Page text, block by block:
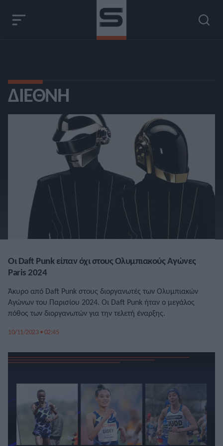
ΔΙΕΘΝΉ
Οι Daft Punk είπαν όχι στους Ολυμπιακούς Αγώνες
Paris 2024
Άκυρο από Daft Punk στους διοργανωτές των Ολυμπιακών
Αγώνων του Παρισίου 2024. Οι Daft Punk ήταν ο μεγάλος
πόθος των διοργανωτών για την τελετή έναρξης.
10/11/2023 • 02:45